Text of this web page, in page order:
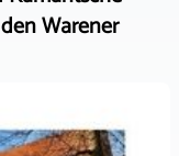
Warener